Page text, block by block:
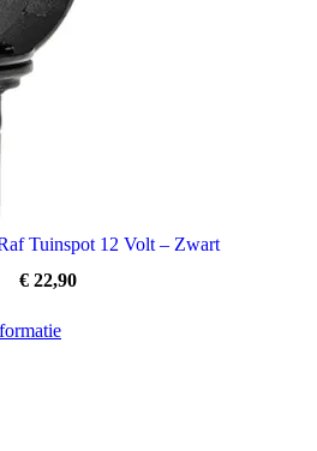
Tuinspot 12 Volt – Zwart
€ 22,90